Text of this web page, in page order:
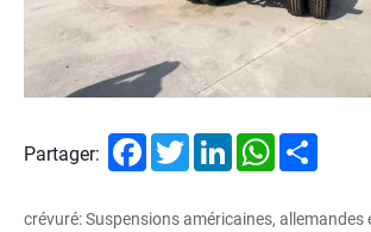
Partager: FacebookTwitterLinkedInWhatsApp